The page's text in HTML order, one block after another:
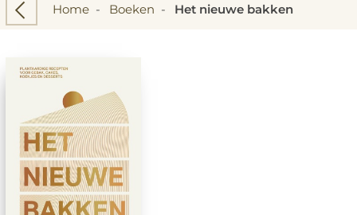
Home- Boeken - Het nieuwe bakken